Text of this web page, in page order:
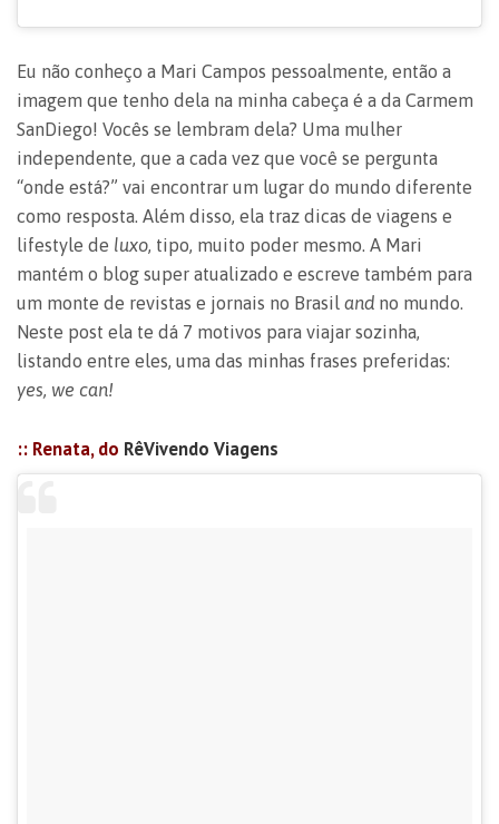
Eu não conheço a Mari Campos pessoalmente, então a
imagem que tenho dela na minha cabeça é a da Carmem
SanDiego! Vocês se lembram dela? Uma mulher
independente, que a cada vez que você se pergunta
“onde está?” vai encontrar um lugar do mundo diferente
como resposta. Além disso, ela traz dicas de viagens e
lifestyle de luxo, tipo, muito poder mesmo. A Mari
mantém o blog super atualizado e escreve também para
um monte de revistas e jornais no Brasil and no mundo.
Neste post ela te dá 7 motivos para viajar sozinha,
listando entre eles, uma das minhas frases preferidas:
yes, we can!
:: Renata, do RêVivendo Viagens